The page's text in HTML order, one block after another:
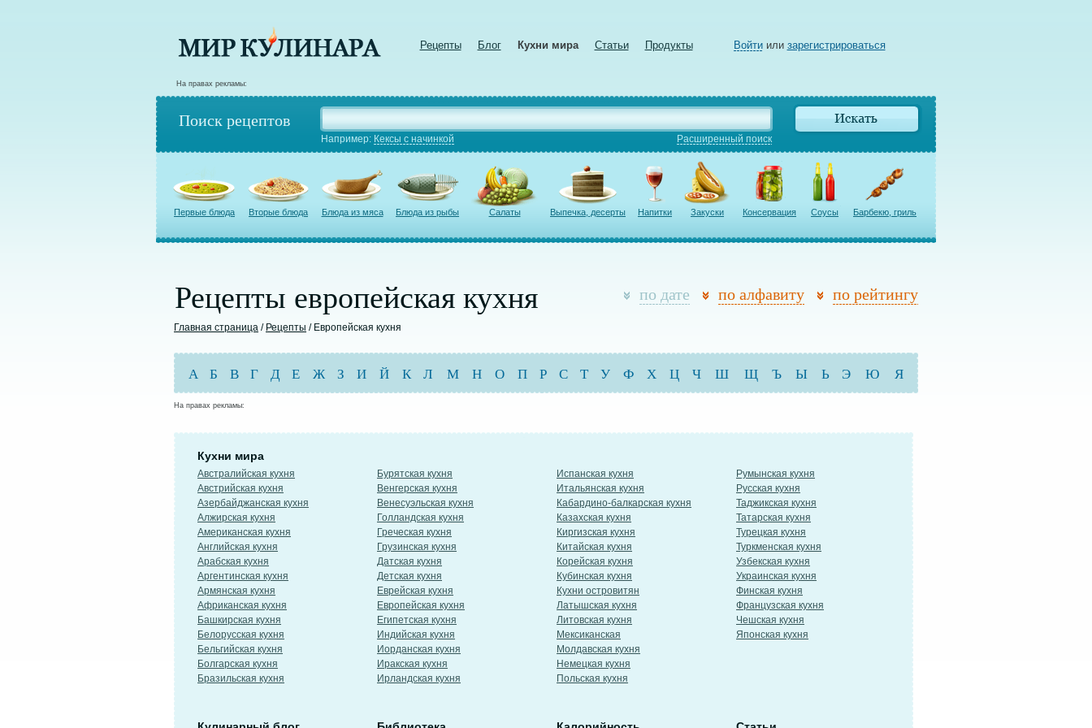
Рецепты Блог Кухни мира Статьи Продукты Войтиили зарегистрироваться
На правах рекламы:
Поиск рецептов
Например: Кексы с начинкой Расширенный поиск
Первые блюда Вторые блюда Блюда из мяса Блюда из рыбы Салаты Выпечка, десерты Напитки Закуски Консервация Соусы Барбекю, гриль
Рецепты европейская кухня по дате по алфавиту по рейтингу
Главная страница / Рецепты / Европейская кухня
А Б В Г Д Е Ж З И Й К Л М Н О П Р С Т У Ф Х Ц Ч Ш Щ Ъ Ы Ь Э Ю Я
На правах рекламы:
Кухни мира
Австралийская кухня
Австрийская кухня
Азербайджанская кухня
Алжирская кухня
Американская кухня
Английская кухня
Арабская кухня
Аргентинская кухня
Армянская кухня
Африканская кухня
Башкирская кухня
Белорусская кухня
Бельгийская кухня
Болгарская кухня
Бразильская кухня
Бурятская кухня
Венгерская кухня
Венесуэльская кухня
Голландская кухня
Греческая кухня
Грузинская кухня
Датская кухня
Детская кухня
Еврейская кухня
Европейская кухня
Египетская кухня
Индийская кухня
Иорданская кухня
Иракская кухня
Ирландская кухня
Испанская кухня
Итальянская кухня
Кабардино-балкарская кухня
Казахская кухня
Киргизская кухня
Китайская кухня
Корейская кухня
Кубинская кухня
Кухни островитян
Латышская кухня
Литовская кухня
Мексиканская
Молдавская кухня
Немецкая кухня
Польская кухня
Румынская кухня
Русская кухня
Таджикская кухня
Татарская кухня
Турецкая кухня
Туркменская кухня
Узбекская кухня
Украинская кухня
Финская кухня
Французская кухня
Чешская кухня
Японская кухня